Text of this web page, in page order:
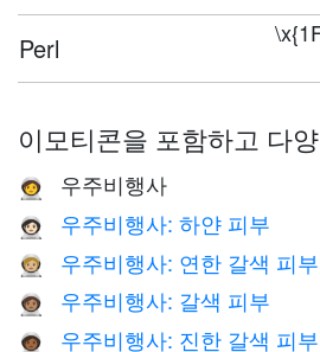
Perl
이모티콘을 포함하고 다
🧑‍🚀 우주비행사
🧑🏻‍🚀 우주비행사: 하얀 피부
🧑🏼‍🚀 우주비행사: 연한 갈색 피부
🧑🏽‍🚀 우주비행사: 갈색 피부
🧑🏾‍🚀 우주비행사: 진한 갈색 피부